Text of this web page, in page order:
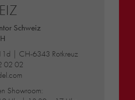
Schweiz
| CH-6343 Rotkreuz
02 02
Showroom: